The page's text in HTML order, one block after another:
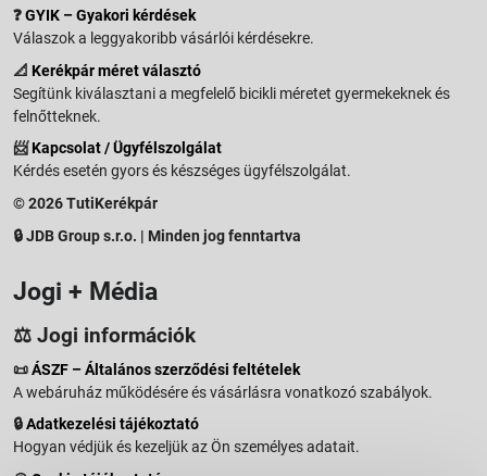
❓GYIK – Gyakori kérdések
Válaszok a leggyakoribb vásárlói kérdésekre.
📐 Kerékpár méret választó
Segítünk kiválasztani a megfelelő bicikli méretet gyermekeknek és
felnőtteknek.
📨Kapcsolat / Ügyfélszolgálat
Kérdés esetén gyors és készséges ügyfélszolgálat.
© 2026 TutiKerékpár
🔒 JDB Group s.r.o. | Minden jog fenntartva
Jogi + Média
⚖️ Jogi információk
📜ÁSZF – Általános szerződési feltételek
A webáruház működésére és vásárlásra vonatkozó szabályok.
🔒Adatkezelési tájékoztató
Hogyan védjük és kezeljük az Ön személyes adatait.